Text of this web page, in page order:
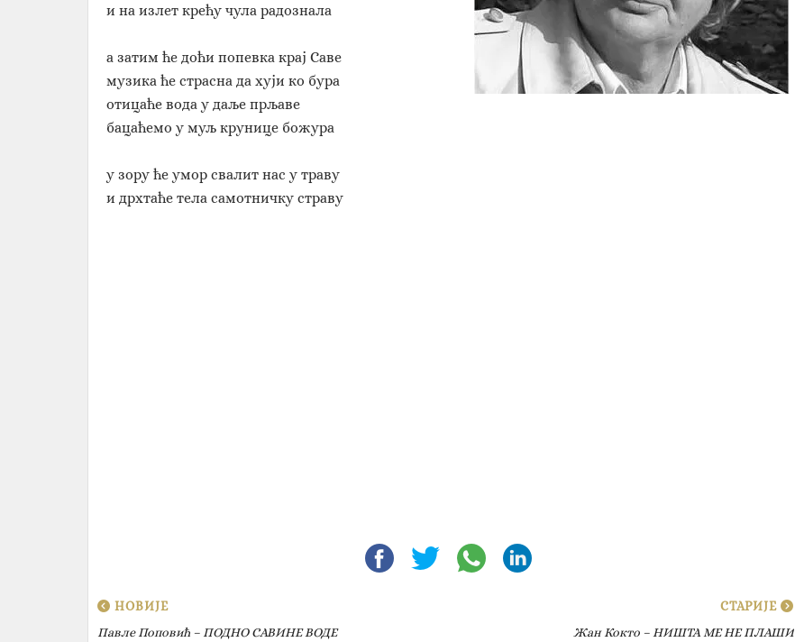
и на излет крећу чула радознала
а затим ће доћи попевка крај Саве
музика ће страсна да хуји ко бура
отицаће вода у даље прљаве
бацаћемо у муљ крунице божура
у зору ће умор свалит нас у траву
и дрхтаће тела самотничку страву
НОВИЈЕ
Павле Поповић – ПОДНО САВИНЕ ВОДЕ
СТАРИЈЕ
Жан Кокто – НИШТА МЕ НЕ ПЛАШИ